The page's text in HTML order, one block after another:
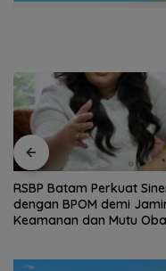
RSBP Batam Perkuat
dengan BPOM demi
Keamanan dan Mutu